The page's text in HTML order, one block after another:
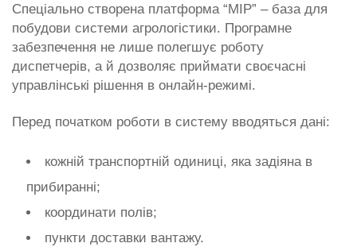
Спеціально створена платформа “MIP” – база для
побудови системи агрологістики. Програмне
забезпечення не лише полегшує роботу
диспетчерів, а й дозволяє приймати своєчасні
управлінські рішення в онлайн-режимі.
Перед початком роботи в систему вводяться дані:
кожній транспортній одиниці, яка задіяна в
прибиранні;
координати полів;
пункти доставки вантажу.